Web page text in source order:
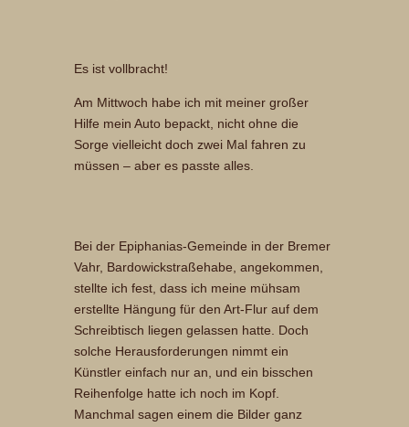
Es ist vollbracht!
Am Mittwoch habe ich mit meiner großer
Hilfe mein Auto bepackt, nicht ohne die
Sorge vielleicht doch zwei Mal fahren zu
müssen – aber es passte alles.
Bei der Epiphanias-Gemeinde in der Bremer
Vahr, Bardowickstraßehabe, angekommen,
stellte ich fest, dass ich meine mühsam
erstellte Hängung für den Art-Flur auf dem
Schreibtisch liegen gelassen hatte. Doch
solche Herausforderungen nimmt ein
Künstler einfach nur an, und ein bisschen
Reihenfolge hatte ich noch im Kopf.
Manchmal sagen einem die Bilder ganz